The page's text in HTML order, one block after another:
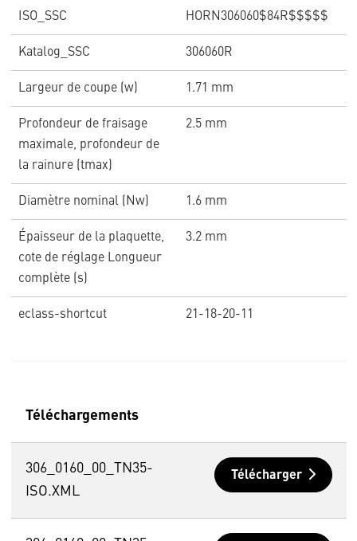
ISO_SSC HORN306060$84R$$$$$
Katalog_SSC 306060R
Largeur de coupe (w) 1.71 mm
Profondeur de fraisage
maximale, profondeur de
la rainure (tmax)
2.5 mm
Diamètre nominal (Nw) 1.6 mm
Épaisseur de la plaquette,
cote de réglage Longueur
complète (s)
3.2 mm
eclass-shortcut 21-18-20-11
Téléchargements
306_0160_00_TN35-
ISO.XML
Télécharger